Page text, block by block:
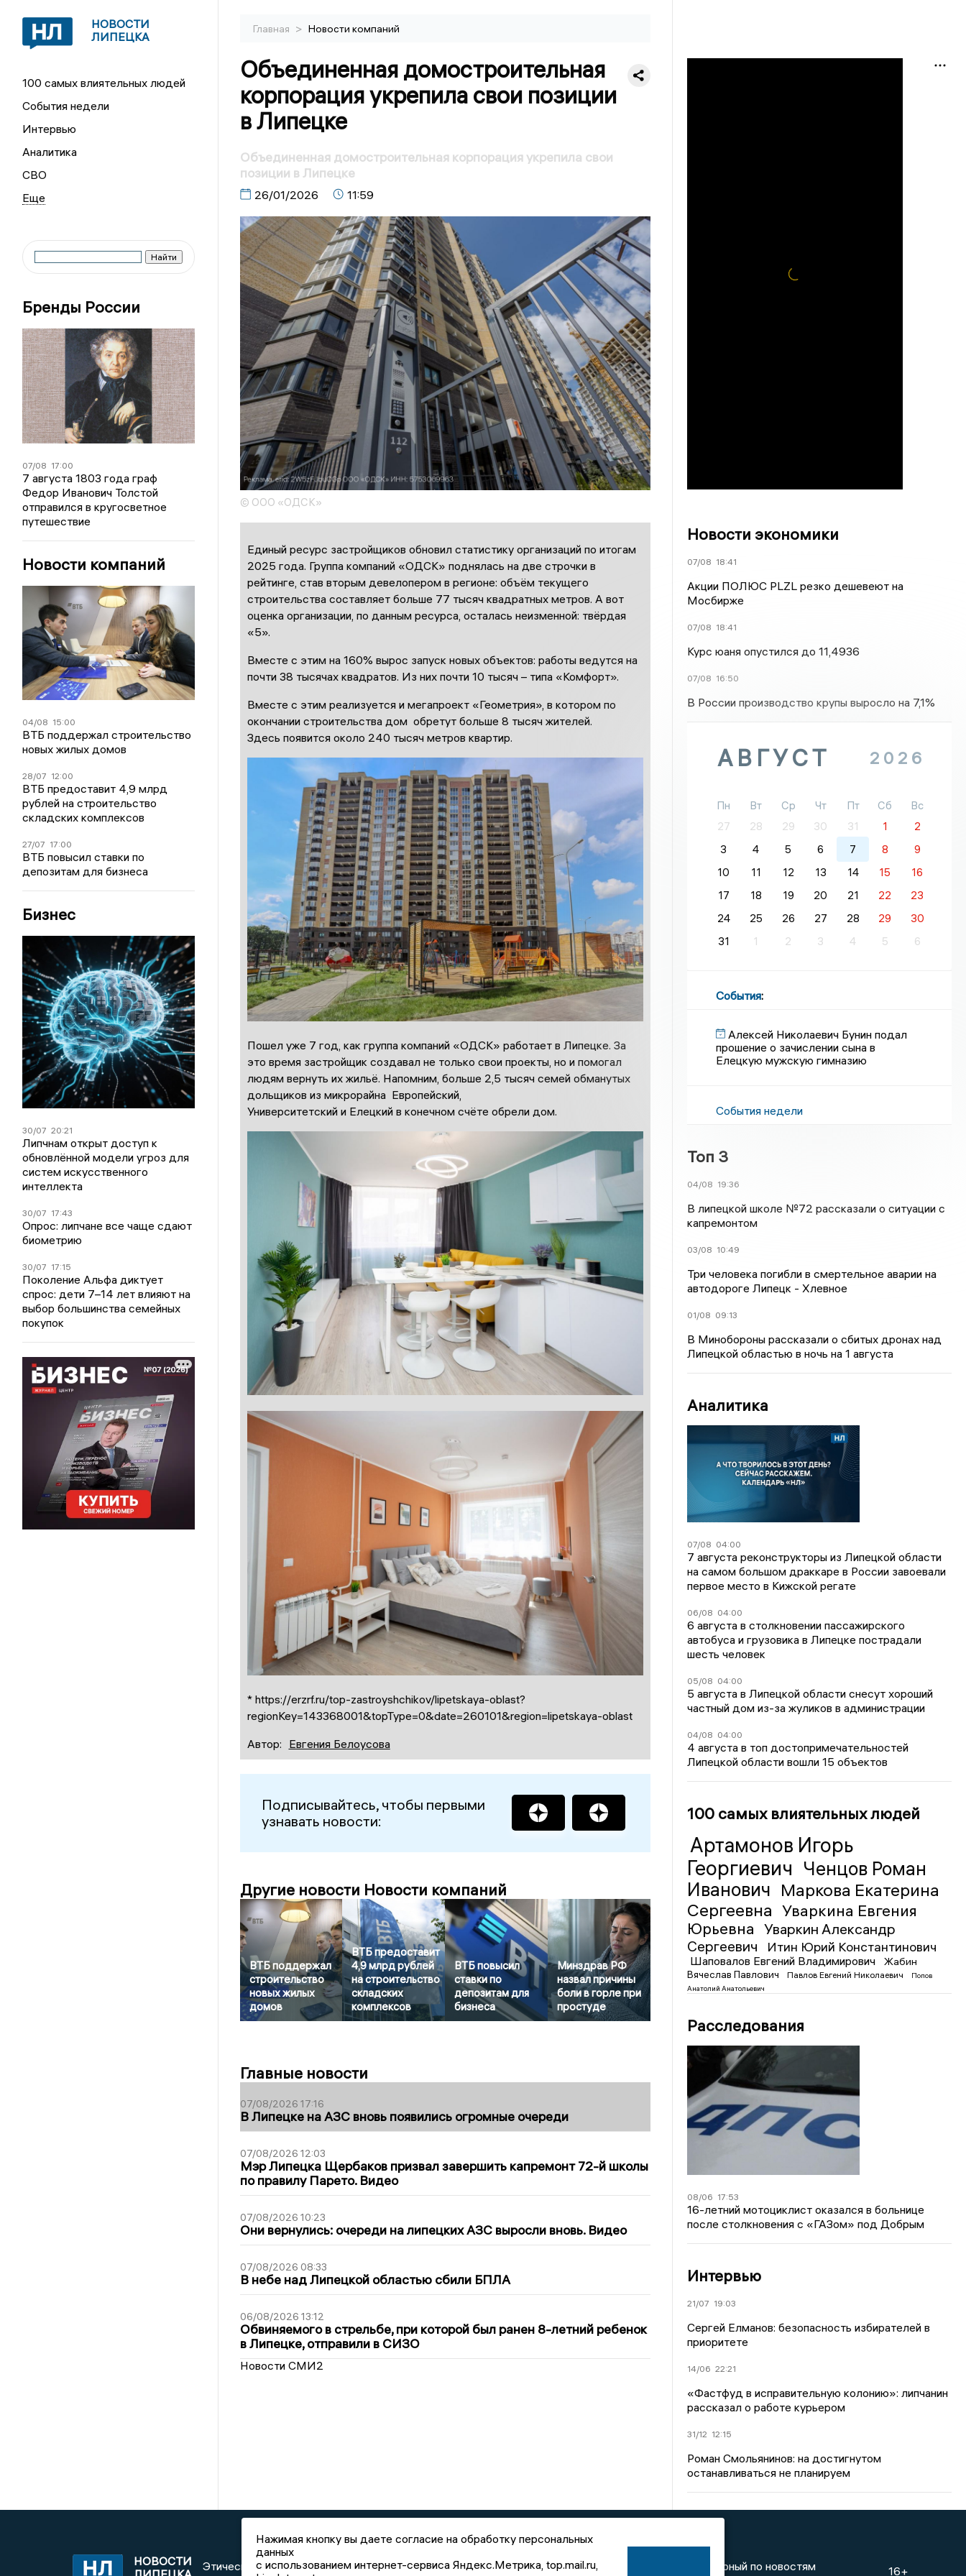
НОВОСТИ
ЛИПЕЦКА
100 самых влиятельных людей
События недели
Интервью
Аналитика
СВО
Бренды России
07/08 17:00
7 августа 1803 года граф
Федор Иванович Толстой
отправился в кругосветное
путешествие
Новости компаний
04/08 15:00
ВТБ поддержал строительство
новых жилых домов
28/07 12:00
ВТБ предоставит 4,9 млрд
рублей на строительство
складских комплексов
27/07 17:00
ВТБ повысил ставки по
депозитам для бизнеса
Бизнес
30/07 20:21
Липчнам открыт доступ к
обновлённой модели угроз для
систем искусственного
интеллекта
30/07 17:43
Опрос: липчане все чаще сдают
биометрию
30/07 17:15
Поколение Альфа диктует
спрос: дети 7–14 лет влияют на
выбор большинства семейных
покупок
Главная > Новости компаний
Объединенная домостроительная
корпорация укрепила свои позиции
в Липецке
Объединенная домостроительная корпорация укрепила свои
позиции в Липецке
26/01/2026 11:59
© ООО «ОДСК»
Единый ресурс застройщиков обновил статистику организаций по итогам
2025 года. Группа компаний «ОДСК» поднялась на две строчки в
рейтинге, став вторым девелопером в регионе: объём текущего
строительства составляет больше 77 тысяч квадратных метров. А вот
оценка организации, по данным ресурса, осталась неизменной: твёрдая
«5».
Вместе с этим на 160% вырос запуск новых объектов: работы ведутся на
почти 38 тысячах квадратов. Из них почти 10 тысяч – типа «Комфорт».
Вместе с этим реализуется и мегапроект «Геометрия», в котором по
окончании строительства дом обретут больше 8 тысяч жителей.
Здесь появится около 240 тысяч метров квартир.
Пошел уже 7 год, как группа компаний «ОДСК» работает в Липецке. За
это время застройщик создавал не только свои проекты, но и помогал
людям вернуть их жильё. Напомним, больше 2,5 тысяч семей обманутых
дольщиков из микрорайна Европейский,
Университетский и Елецкий в конечном счёте обрели дом.
* https://erzrf.ru/top-zastroyshchikov/lipetskaya-oblast?
regionKey=143368001&topType=0&date=260101&region=lipetskaya-oblast
Автор: Евгения Белоусова
Подписывайтесь, чтобы первыми
узнавать новости:
Другие новости Новости компаний
ВТБ поддержал
строительство
новых жилых
домов
ВТБ предоставит
4,9 млрд рублей
на строительство
складских
комплексов
ВТБ повысил
ставки по
депозитам для
бизнеса
Минздрав РФ
назвал причины
боли в горле при
простуде
Главные новости
07/08/2026 17:16
В Липецке на АЗС вновь появились огромные очереди
07/08/2026 12:03
Мэр Липецка Щербаков призвал завершить капремонт 72-й школы
по правилу Парето. Видео
07/08/2026 10:23
Они вернулись: очереди на липецких АЗС выросли вновь. Видео
07/08/2026 08:33
В небе над Липецкой областью сбили БПЛА
06/08/2026 13:12
Обвиняемого в стрельбе, при которой был ранен 8-летний ребенок
в Липецке, отправили в СИЗО
Новости СМИ2
Новости экономики
07/08 18:41
Акции ПОЛЮС PLZL резко дешевеют на
Мосбирже
07/08 18:41
Курс юаня опустился до 11,4936
07/08 16:50
В России производство крупы выросло на 7,1%
АВГУСТ 2026
Пн Вт Ср Чт Пт Сб
Вс
27
28 29 30 31 1
2
3
4 5 6 7 8
9
10
11 12 13 14 15
16
17
18 19 20 21 22
23
24
25 26 27 28 29
30
31
1 2 3 4 5 6
События:
Алексей Николаевич Бунин подал
прошение о зачислении сына в
Елецкую мужскую гимназию
События недели
Топ 3
04/08 19:36
В липецкой школе №72 рассказали о ситуации с
капремонтом
03/08 10:49
Три человека погибли в смертельное аварии на
автодороге Липецк - Хлевное
01/08 09:13
В Минобороны рассказали о сбитых дронах над
Липецкой областью в ночь на 1 августа
Аналитика
07/08 04:00
7 августа реконструкторы из Липецкой области
на самом большом драккаре в России завоевали
первое место в Кижской регате
06/08 04:00
6 августа в столкновении пассажирского
автобуса и грузовика в Липецке пострадали
шесть человек
05/08 04:00
5 августа в Липецкой области снесут хороший
частный дом из-за жуликов в администрации
04/08 04:00
4 августа в топ достопримечательностей
Липецкой области вошли 15 объектов
100 самых влиятельных людей
Артамонов Игорь
Георгиевич Ченцов Роман
Иванович Маркова Екатерина
Сергеевна Уваркина Евгения
Юрьевна
Уваркин Александр
Сергеевич
Итин Юрий Константинович
Шаповалов Евгений Владимирович
Жабин
Вячеслав Павлович
Павлов Евгений Николаевич
Попов
Анатолий Анатольевич
Расследования
08/06 17:53
16-летний мотоциклист оказался в больнице
после столкновения с «ГАЗом» под Добрым
Интервью
21/07 19:03
Сергей Елманов: безопасность избирателей в
приоритете
14/06 22:21
«Фастфуд в исправительную колонию»: липчанин
рассказал о работе курьером
31/12 12:15
Роман Смольянинов: на достигнутом
останавливаться не планируем
НОВОСТИ
Этическая политика изданий Вакансии Редакция Реклама Дежурный по новостям 16+
Нажимая кнопку вы даете согласие на обработку персональных
данных
с использованием интернет-сервиса Яндекс.Метрика, top.mail.ru,